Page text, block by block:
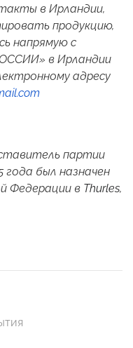
в Ирландии,
продукцию,
напрямую с
в Ирландии
адресу
.com
партии
года был назначен
Федерации в Thurles,